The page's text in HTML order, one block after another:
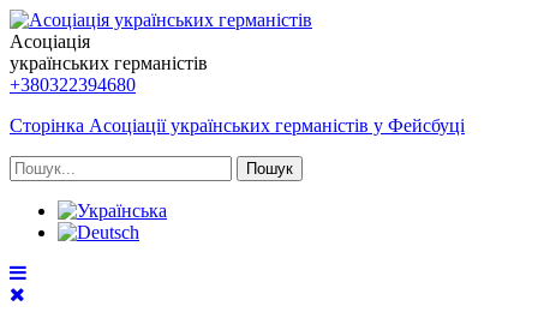
Асоціація
українських германістів
+380322394680
Сторінка Асоціації українських германістів у Фейсбуці
Пошук